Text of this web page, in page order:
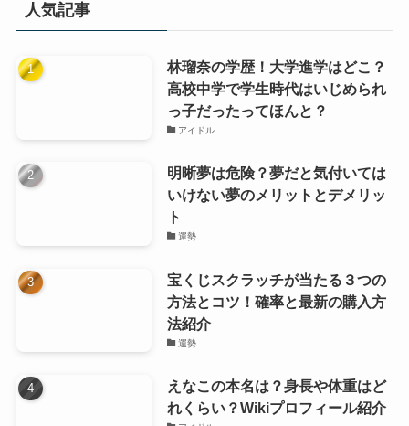
ー
人気記事
林瑠奈の学歴！大学進学はどこ？
高校中学で学生時代はいじめられ
っ子だったってほんと？
アイドル
明晰夢は危険？夢だと気付いては
いけない夢のメリットとデメリッ
ト
運勢
宝くじスクラッチが当たる３つの
方法とコツ！確率と最新の購入方
法紹介
運勢
えなこの本名は？身長や体重はど
れくらい？Wikiプロフィール紹介